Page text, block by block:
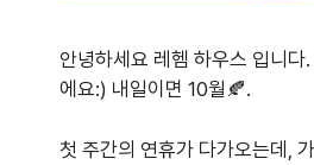
안녕하세요 레헴 하우스 입니다.
에요:) 내일이면 10월🍂.
첫 주간의 연휴가 다가오는데,